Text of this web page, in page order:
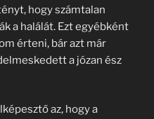
hogy számtalan
a halálát. Ezt egyébként
érteni, bár azt már
a józan ész
az, hogy a